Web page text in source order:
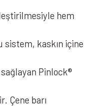
hem
sistem, kaskın içine
Pinlock®
Çene barı